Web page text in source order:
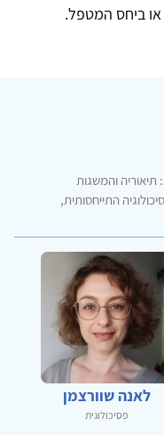
והמשגות
התייחסותית,
לאנה שוורצמן
פסיכולוגית